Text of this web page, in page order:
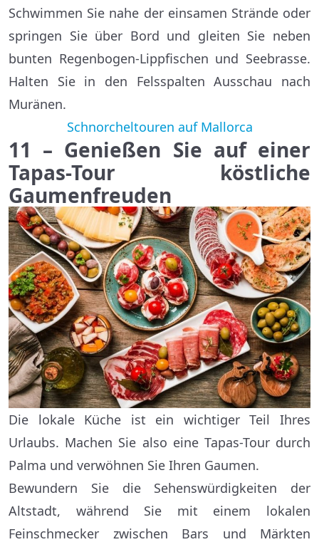
Schwimmen Sie nahe der einsamen Strände oder
springen Sie über Bord und gleiten Sie neben
bunten Regenbogen-Lippfischen und Seebrasse.
Halten Sie in den Felsspalten Ausschau nach
Muränen.
Schnorcheltouren auf Mallorca
11 – Genießen Sie auf einer
Tapas-Tour köstliche
Gaumenfreuden
Die lokale Küche ist ein wichtiger Teil Ihres
Urlaubs. Machen Sie also eine Tapas-Tour durch
Palma und verwöhnen Sie Ihren Gaumen.
Bewundern Sie die Sehenswürdigkeiten der
Altstadt, während Sie mit einem lokalen
Feinschmecker zwischen Bars und Märkten